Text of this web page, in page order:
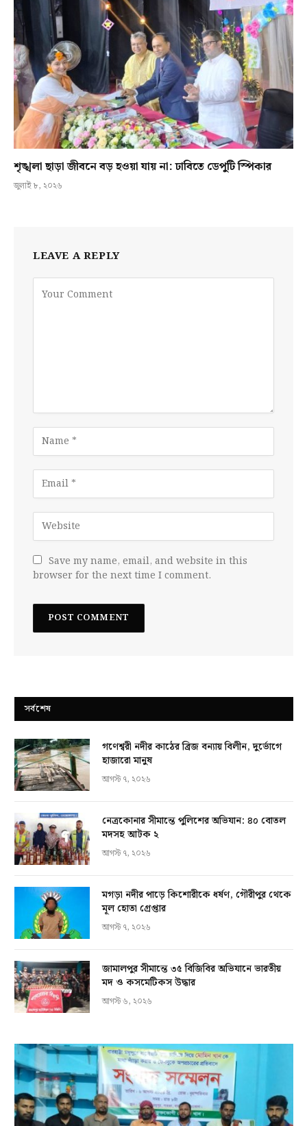
শৃঙ্খলা ছাড়া জীবনে বড় হওয়া যায় না: ঢাবিতে ডেপুটি স্পিকার
জুলাই ৮, ২০২৬
LEAVE A REPLY
Save my name, email, and website in this
browser for the next time I comment.
সর্বশেষ
গণেশ্বরী নদীর কাঠের ব্রিজ বন্যায় বিলীন, দুর্ভোগে
হাজারো মানুষ
আগস্ট ৭, ২০২৬
নেত্রকোনার সীমান্তে পুলিশের অভিযান: ৪০ বোতল
মদসহ আটক ২
আগস্ট ৭, ২০২৬
মগড়া নদীর পাড়ে কিশোরীকে ধর্ষণ, গৌরীপুর থেকে
মূল হোতা গ্রেপ্তার
আগস্ট ৭, ২০২৬
জামালপুর সীমান্তে ৩৫ বিজিবির অভিযানে ভারতীয়
মদ ও কসমেটিকস উদ্ধার
আগস্ট ৬, ২০২৬